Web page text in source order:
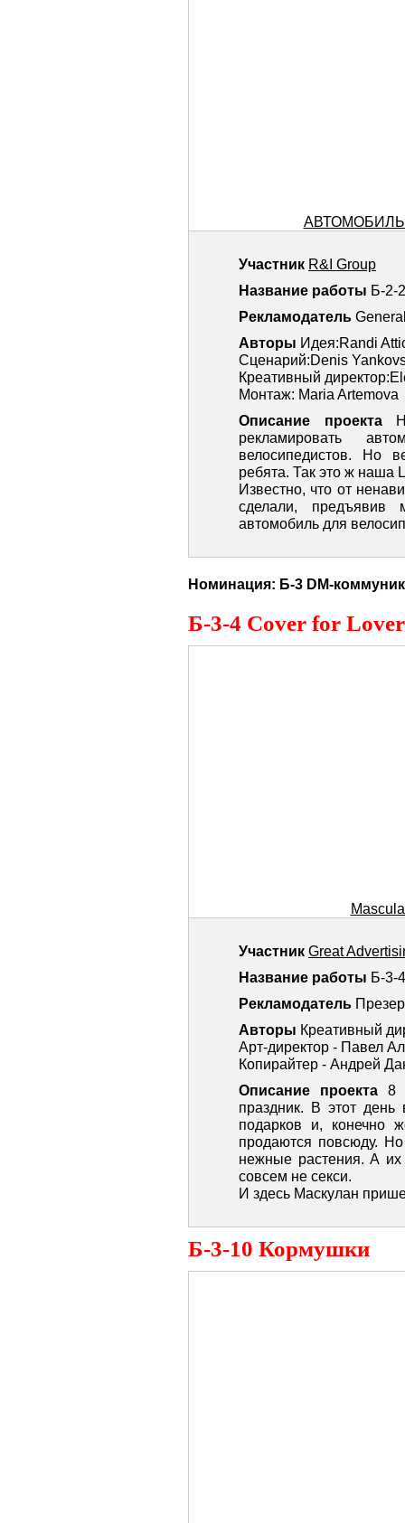
АВТОМОБИЛЬ
Участник R&I Group
Название работы Б-
Рекламодатель
Авторы Идея:Randi
Сценарий:Denis
Креативный
Монтаж: Maria Artemova
Описание проекта
рекламировать
велосипедистов. Но
ребята. Так это ж наша
Известно, что от
сделали,
автомобиль для
Б-3 DM-
Б-3-4 Cover for Lover
Участник Great
Название работы Б-3-
Рекламодатель
Авторы Креативный
Арт-директор - Павел
Копирайтер - Андрей
Описание проекта
8
праздник. В этот
подарков и, конечно
продаются повсюду.
нежные растения. А их
совсем не секси.
И здесь Маскулан
Б-3-10 Кормушки